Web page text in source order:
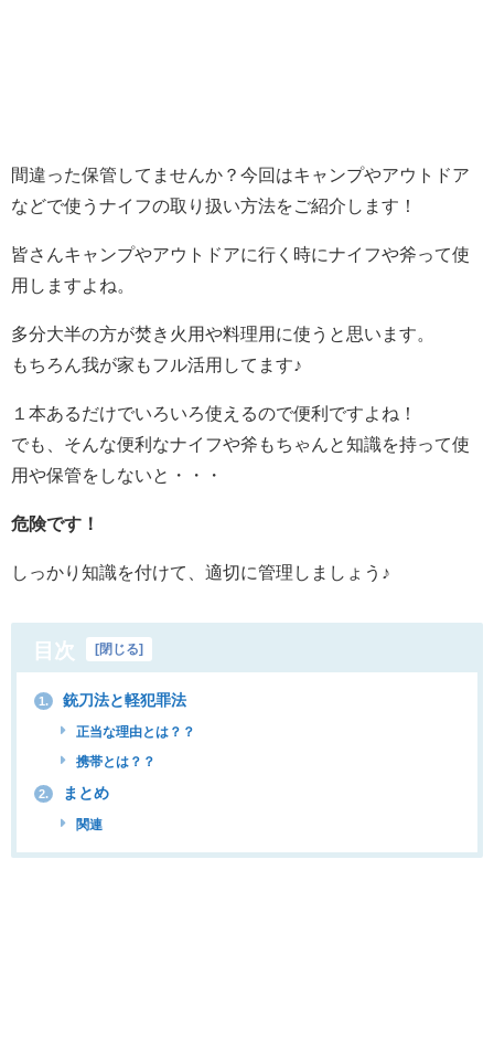
間違った保管してませんか？今回はキャンプやアウトドア
などで使うナイフの取り扱い方法をご紹介します！
皆さんキャンプやアウトドアに行く時にナイフや斧って使
用しますよね。
多分大半の方が焚き火用や料理用に使うと思います。
もちろん我が家もフル活用してます♪
１本あるだけでいろいろ使えるので便利ですよね！
でも、そんな便利なナイフや斧もちゃんと知識を持って使
用や保管をしないと・・・
危険です！
しっかり知識を付けて、適切に管理しましょう♪
目次 [閉じる]
1. 銃刀法と軽犯罪法
正当な理由とは？？
携帯とは？？
2. まとめ
関連